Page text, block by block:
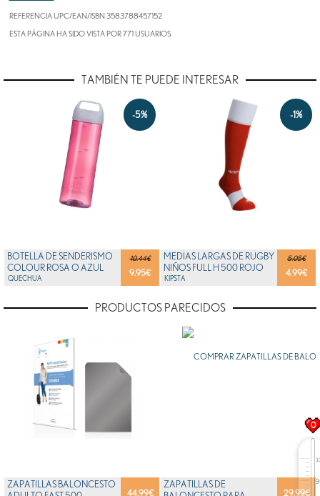
REFERENCIA UPC/EAN/ISBN 3583788457152
ESTA PÁGINA HA SIDO VISTA POR 771 USUARIOS.
TAMBIÉN TE PUEDE INTERESAR
-5%
10.44€
9.95€
BOTELLA DE SENDERISMO
COLOUR ROSA O AZUL
0,75 LITER - HIDRAT...
QUECHUA
-1%
5.05€
4.99€
MEDIAS LARGAS DE RUGBY
NIÑOS FULL H 500 ROJO
KIPSTA
KIPSTA
PRODUCTOS PARECIDOS
44.99€
ZAPATILLAS BALONCESTO
29.99€
ZAPATILLAS DE
0